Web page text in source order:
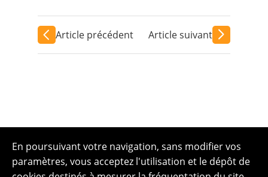
Article précédent Article suivant
En poursuivant votre navigation, sans modifier vos
paramètres, vous acceptez l'utilisation et le dépôt de